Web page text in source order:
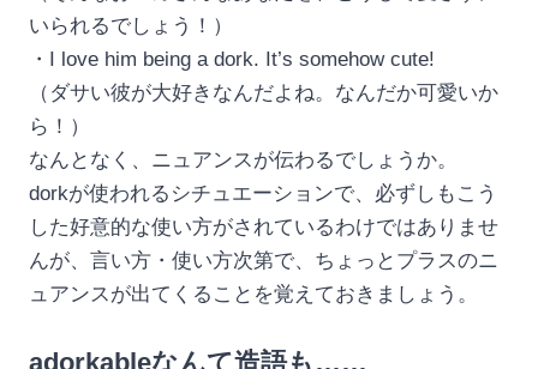
いられるでしょう！）
・I love him being a dork. It’s somehow cute!
（ダサい彼が大好きなんだよね。なんだか可愛いか
ら！）
なんとなく、ニュアンスが伝わるでしょうか。
dorkが使われるシチュエーションで、必ずしもこう
した好意的な使い方がされているわけではありませ
んが、言い方・使い方次第で、ちょっとプラスのニ
ュアンスが出てくることを覚えておきましょう。
adorkableなんて造語も……